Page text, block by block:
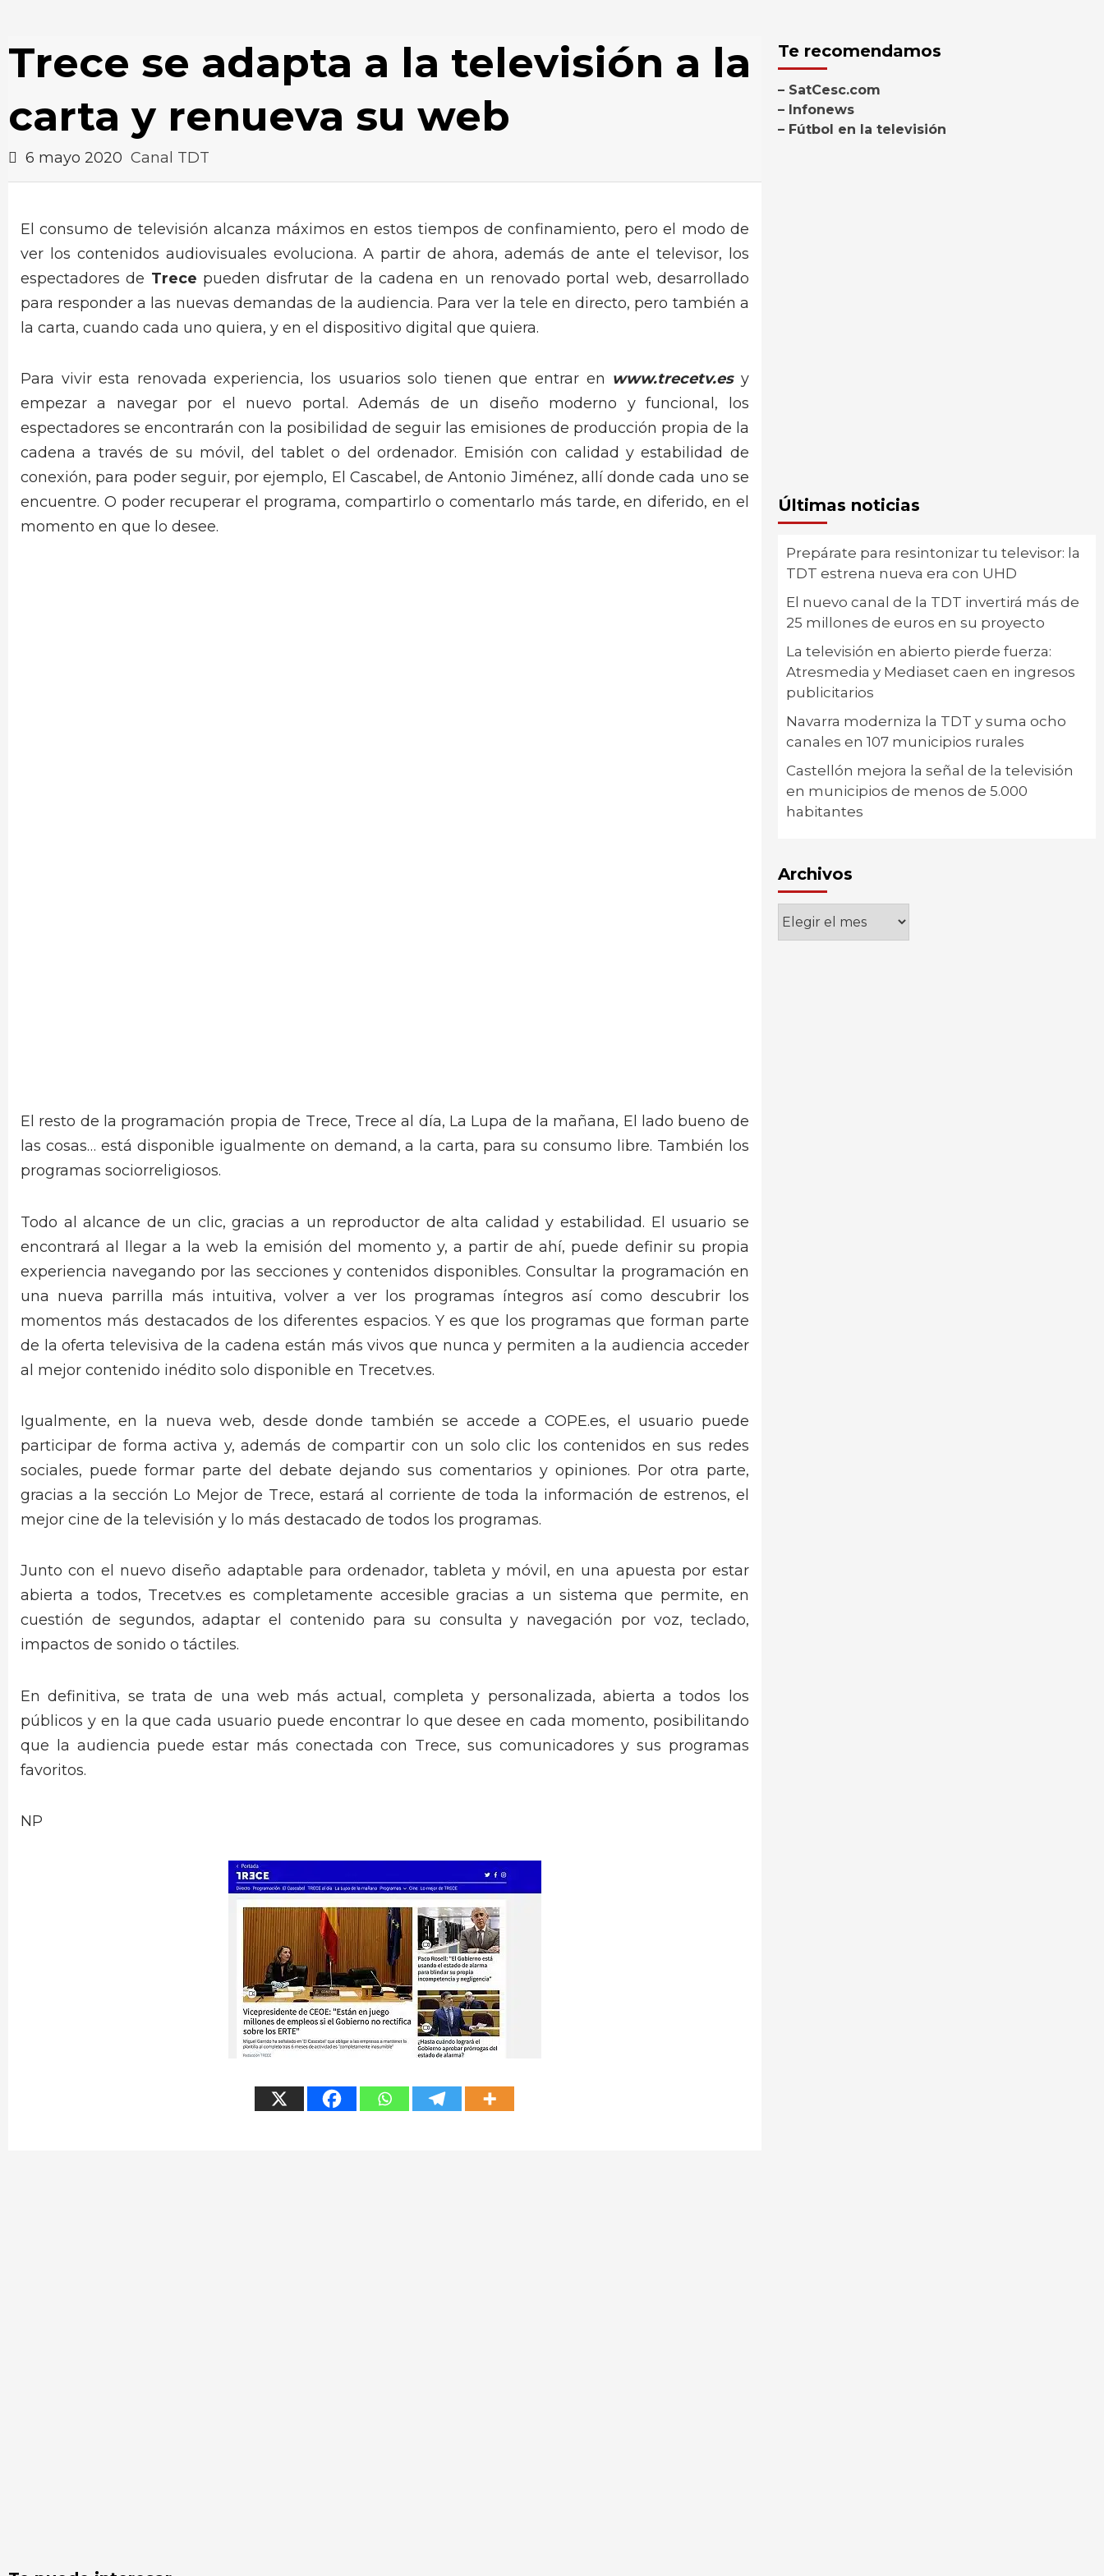
Trece se adapta a la televisión a la
carta y renueva su web
6 mayo 2020 Canal TDT
El consumo de televisión alcanza máximos en estos tiempos de confinamiento, pero el modo de
ver los contenidos audiovisuales evoluciona. A partir de ahora, además de ante el televisor, los
espectadores de Trece pueden disfrutar de la cadena en un renovado portal web, desarrollado
para responder a las nuevas demandas de la audiencia. Para ver la tele en directo, pero también a
la carta, cuando cada uno quiera, y en el dispositivo digital que quiera.
Para vivir esta renovada experiencia, los usuarios solo tienen que entrar en www.trecetv.esy
empezar a navegar por el nuevo portal. Además de un diseño moderno y funcional, los
espectadores se encontrarán con la posibilidad de seguir las emisiones de producción propia de la
cadena a través de su móvil, del tablet o del ordenador. Emisión con calidad y estabilidad de
conexión, para poder seguir, por ejemplo, El Cascabel, de Antonio Jiménez, allí donde cada uno se
encuentre. O poder recuperar el programa, compartirlo o comentarlo más tarde, en diferido, en el
momento en que lo desee.
El resto de la programación propia de Trece, Trece al día, La Lupa de la mañana, El lado bueno de
las cosas… está disponible igualmente on demand, a la carta, para su consumo libre. También los
programas sociorreligiosos.
Todo al alcance de un clic, gracias a un reproductor de alta calidad y estabilidad. El usuario se
encontrará al llegar a la web la emisión del momento y, a partir de ahí, puede definir su propia
experiencia navegando por las secciones y contenidos disponibles. Consultar la programación en
una nueva parrilla más intuitiva, volver a ver los programas íntegros así como descubrir los
momentos más destacados de los diferentes espacios. Y es que los programas que forman parte
de la oferta televisiva de la cadena están más vivos que nunca y permiten a la audiencia acceder
al mejor contenido inédito solo disponible en Trecetv.es.
Igualmente, en la nueva web, desde donde también se accede a COPE.es, el usuario puede
participar de forma activa y, además de compartir con un solo clic los contenidos en sus redes
sociales, puede formar parte del debate dejando sus comentarios y opiniones. Por otra parte,
gracias a la sección Lo Mejor de Trece, estará al corriente de toda la información de estrenos, el
mejor cine de la televisión y lo más destacado de todos los programas.
Junto con el nuevo diseño adaptable para ordenador, tableta y móvil, en una apuesta por estar
abierta a todos, Trecetv.es es completamente accesible gracias a un sistema que permite, en
cuestión de segundos, adaptar el contenido para su consulta y navegación por voz, teclado,
impactos de sonido o táctiles.
En definitiva, se trata de una web más actual, completa y personalizada, abierta a todos los
públicos y en la que cada usuario puede encontrar lo que desee en cada momento, posibilitando
que la audiencia puede estar más conectada con Trece, sus comunicadores y sus programas
favoritos.
NP
Te recomendamos
– SatCesc.com
– Infonews
– Fútbol en la televisión
Últimas noticias
Prepárate para resintonizar tu televisor: la
TDT estrena nueva era con UHD
El nuevo canal de la TDT invertirá más de
25 millones de euros en su proyecto
La televisión en abierto pierde fuerza:
Atresmedia y Mediaset caen en ingresos
publicitarios
Navarra moderniza la TDT y suma ocho
canales en 107 municipios rurales
Castellón mejora la señal de la televisión
en municipios de menos de 5.000
habitantes
Archivos
Archivos